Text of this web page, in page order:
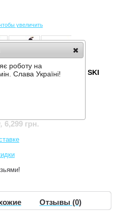
увеличить
THULE ROUNDTRIP SKI
, 6,299 грн.
Отзывы (0)
роботу на
Слава Україні!